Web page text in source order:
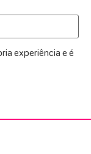
experiência e é